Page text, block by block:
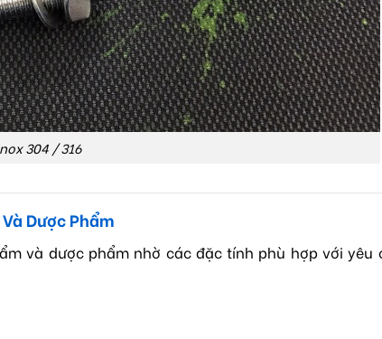
304 / 316
Dược Phẩm
và dược phẩm nhờ các đặc tính phù hợp với yêu